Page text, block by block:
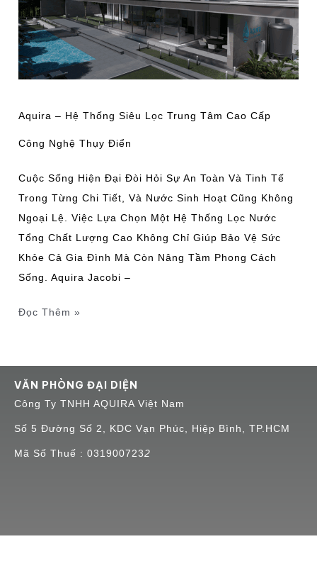
Aquira – Hệ Thống Siêu Lọc Trung Tâm Cao Cấp
Công Nghệ Thụy Điển
Cuộc Sống Hiện Đại Đòi Hỏi Sự An Toàn Và Tinh Tế
Trong Từng Chi Tiết, Và Nước Sinh Hoạt Cũng Không
Ngoại Lệ. Việc Lựa Chọn Một Hệ Thống Lọc Nước
Tổng Chất Lượng Cao Không Chỉ Giúp Bảo Vệ Sức
Khỏe Cả Gia Đình Mà Còn Nâng Tầm Phong Cách
Sống. Aquira Jacobi –
Siêu
Lọc
Trung
Tâm
Cấp
Nghệ
Đọc Thêm »
VĂN PHÒNG ĐẠI DIỆN
Công Ty TNHH AQUIRA Việt Nam
Số 5 Đường Số 2, KDC Vạn Phúc, Hiệp Bình, TP.HCM
Mã Số Thuế : 0319007232